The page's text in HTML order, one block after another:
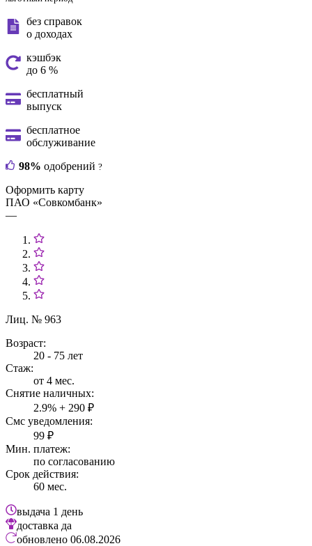
без справок
о доходах
кэшбэк
до 6 %
бесплатный
выпуск
бесплатное
обслуживание
98% одобрений ?
Оформить карту
ПАО «Совкомбанк»
—
Лиц. № 963
Возраст:
20 - 75 лет
Стаж:
от 4 мес.
Снятие наличных:
2.9% + 290 ₽
Смс уведомления:
99 ₽
Мин. платеж:
по согласованию
Срок действия:
60 мес.
выдача 1 день
доставка да
обновлено 06.08.2026